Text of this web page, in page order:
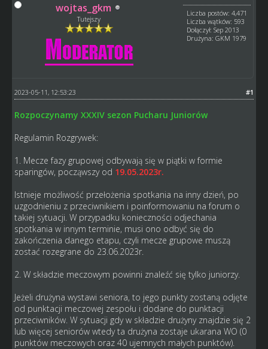
wojtas_gkm
Tutejszy
Liczba postów: 4,471
Liczba wątków: 593
Dołączył: Sep 2013
Drużyna: GKM 1979
#1
2023-05-11, 12:53:23
Rozpoczynamy XXXIV sezon Pucharu Juniorów
Regulamin Rozgrywek:
1. Mecze fazy grupowej odbywają się w piątki w formie
sparingów, począwszy od 19.05.2023r.
Istnieje możliwość przełożenia spotkania na inny dzień, po
uzgodnieniu z przeciwnikiem i poinformowaniu na forum o
takiej sytuacji. W przypadku konieczności odjechania
spotkania w innym terminie, musi ono odbyć się do
zakończenia danego etapu, czyli mecze grupowe muszą
zostać rozegrane do 23.06.2023r.
2. W składzie meczowym powinni znaleźć się tylko juniorzy.
Jeżeli drużyna wystawi seniora, to jego punkty zostaną odjęte
od punktacji meczowej zespołu i dodane do punktacji
przeciwników. W sytuacji gdy w składzie drużyny znajdzie się 2
lub więcej seniorów wtedy ta drużyna zostaje ukarana WO (0
punktów meczowych oraz 40 ujemnych małych punktów).